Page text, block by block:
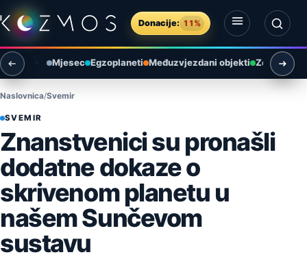
Preskoči na sadržaj
Donacije: 11%
Otvori izbornik
Otvori pretragu
Mjesec Egzoplaneti Međuzvjezdani objekti Zemlja i
Naslovnica Svemir
SVEMIR
Znanstvenici su pronašli
dodatne dokaze o
skrivenom planetu u
našem Sunčevom
sustavu